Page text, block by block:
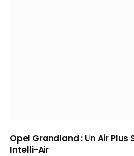
Opel Grandland : Un Air Plus
Intelli-Air